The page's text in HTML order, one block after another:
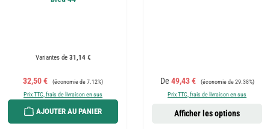
Variantes de31,14 €
Prix de vente :
32,50 € Prix régulier :
(économie de 7.12%)
Prix TTC, frais de livraison en sus
AJOUTER AU PANIER
Prix de vente :
De 49,43 € Prix régulier :
(économie de 29.38%)
Prix TTC, frais de livraison en sus
Afficher les options